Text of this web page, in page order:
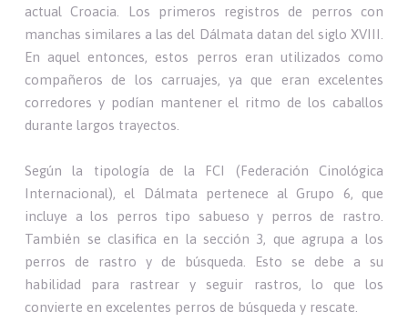
actual Croacia. Los primeros registros de perros con
manchas similares a las del Dálmata datan del siglo XVIII.
En aquel entonces, estos perros eran utilizados como
compañeros de los carruajes, ya que eran excelentes
corredores y podían mantener el ritmo de los caballos
durante largos trayectos.
Según la tipología de la FCI (Federación Cinológica
Internacional), el Dálmata pertenece al Grupo 6, que
incluye a los perros tipo sabueso y perros de rastro.
También se clasifica en la sección 3, que agrupa a los
perros de rastro y de búsqueda. Esto se debe a su
habilidad para rastrear y seguir rastros, lo que los
convierte en excelentes perros de búsqueda y rescate.